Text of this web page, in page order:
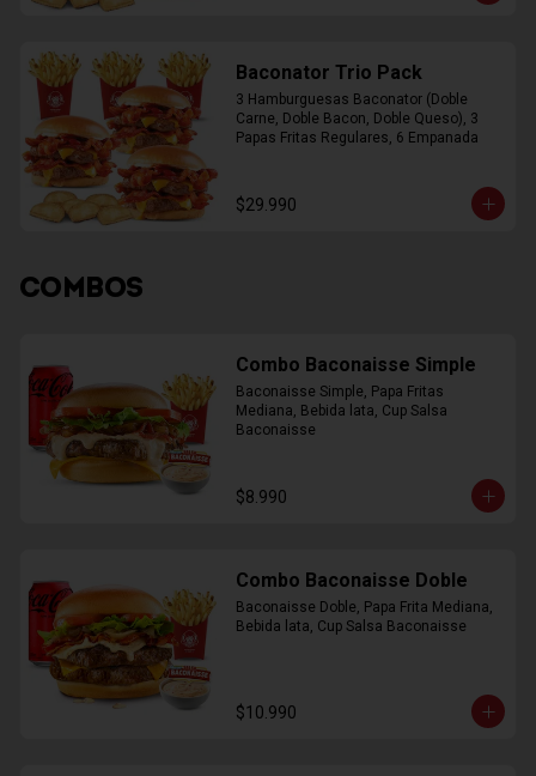
Baconator Trio Pack
3 Hamburguesas Baconator (Doble
Carne, Doble Bacon, Doble Queso), 3
Papas Fritas Regulares, 6 Empanada
$29.990
COMBOS
Combo Baconaisse Simple
Baconaisse Simple, Papa Fritas
Mediana, Bebida lata, Cup Salsa
Baconaisse
$8.990
Combo Baconaisse Doble
Baconaisse Doble, Papa Frita Mediana,
Bebida lata, Cup Salsa Baconaisse
$10.990